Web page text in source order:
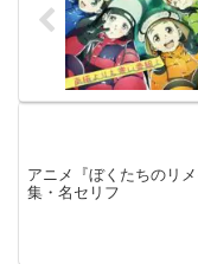
アニメ『ぼくたちのリ
集・名セリフ